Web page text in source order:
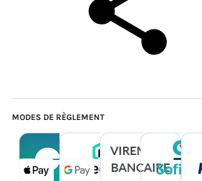
MODES DE RÈGLEMENT